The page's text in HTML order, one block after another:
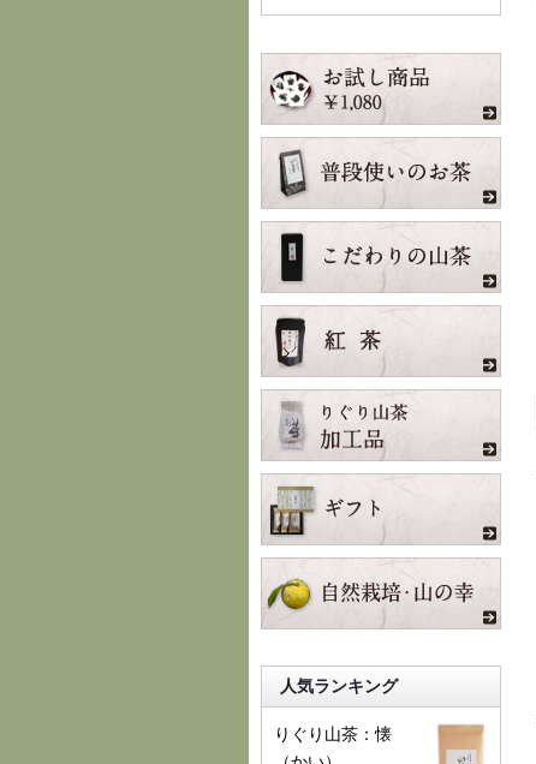
人気ランキング
りぐり山茶：懐